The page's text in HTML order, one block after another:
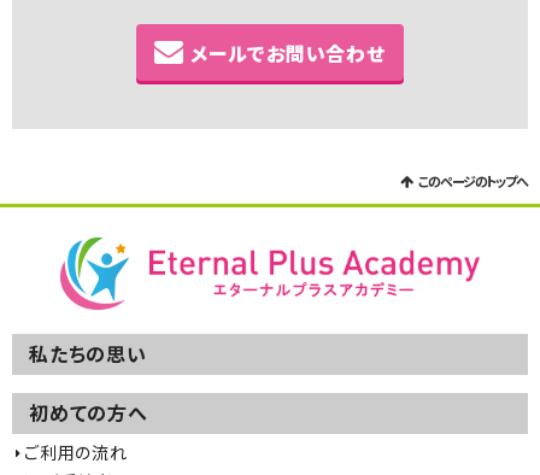
メールでお問い合わせ
このページのトップへ
私たちの思い
初めての方へ
ご利用の流れ